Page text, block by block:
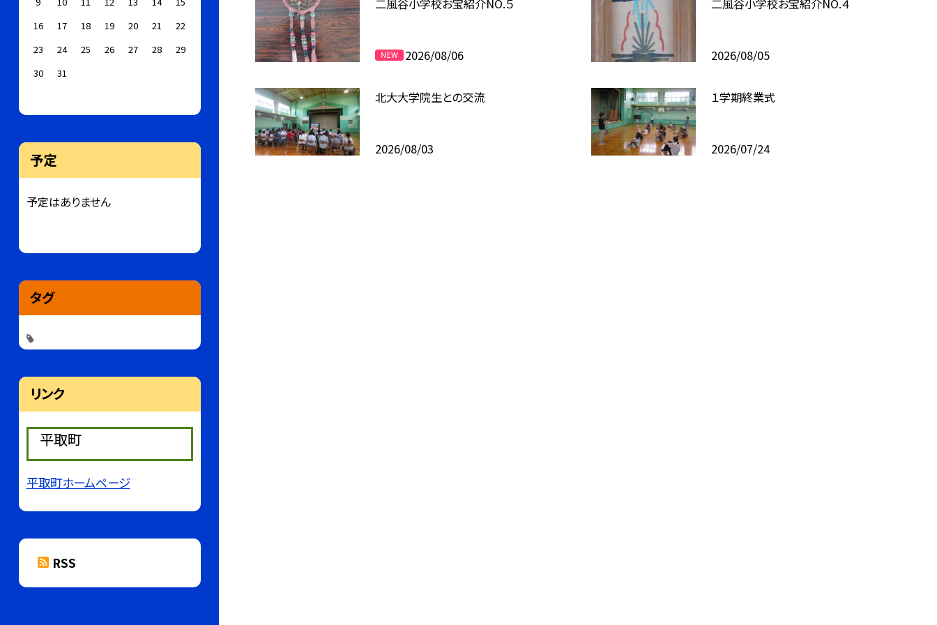
二風谷小学校お宝紹介NO.５
2026/08/06
二風谷小学校お宝紹介NO.４
2026/08/05
北大大学院生との交流
2026/08/03
１学期終業式
2026/07/24
16
17 18 19 20 21
22
23
24 25 26 27 28
29
30
31
予定
予定はありません
タグ
リンク
平取町
平取町ホームページ
RSS